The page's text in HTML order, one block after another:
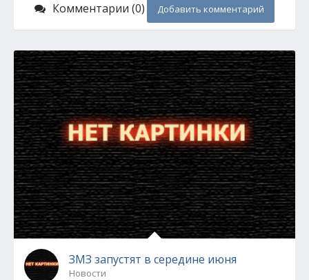
Комментарии (0) Добавить комментарий
ЗМЗ запустят в середине июня
Новости